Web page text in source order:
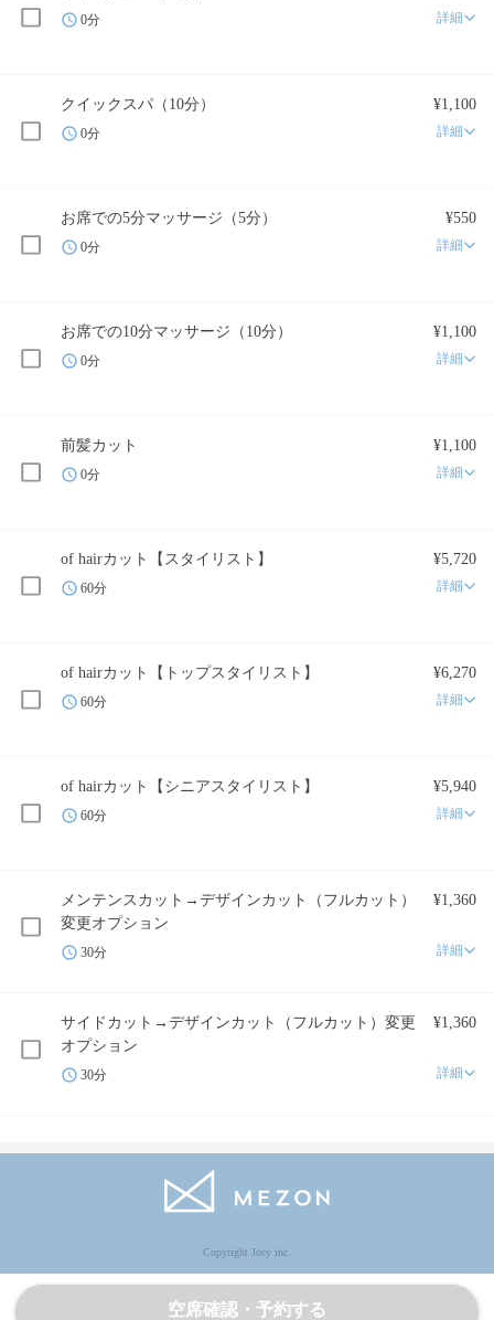
0分 詳細
クイックスパ（10分） ¥1,100
0分 詳細
お席での5分マッサージ（5分） ¥550
0分 詳細
お席での10分マッサージ（10分） ¥1,100
0分 詳細
前髪カット ¥1,100
0分 詳細
of hairカット【スタイリスト】 ¥5,720
60分 詳細
of hairカット【トップスタイリスト】 ¥6,270
60分 詳細
of hairカット【シニアスタイリスト】 ¥5,940
60分 詳細
メンテンスカット→デザインカット（フルカット）
変更オプション
¥1,360
30分 詳細
サイドカット→デザインカット（フルカット）変更
オプション
¥1,360
30分 詳細
空席確認・予約する
Copyright Jocy inc.